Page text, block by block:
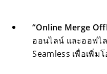
“Online Merge
ออนไลน์ และออฟไ
Seamless เพื่อเพิ่